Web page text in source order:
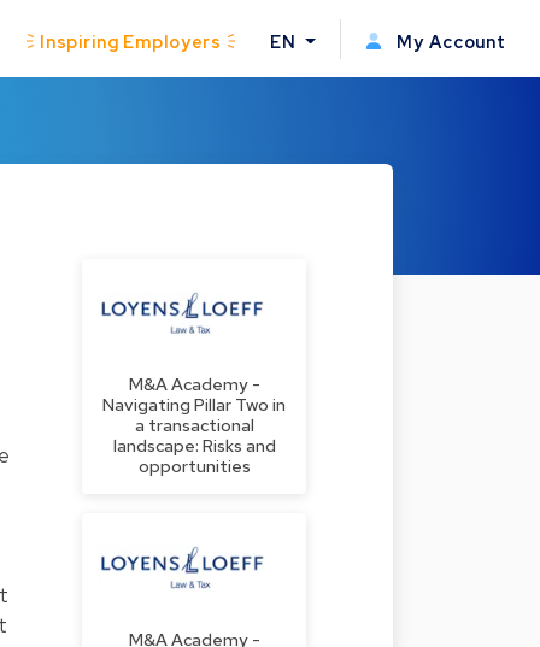
Inspiring Employers EN My Account
M&A Academy -
Navigating Pillar Two in
a transactional
landscape: Risks and
opportunities
M&A Academy -